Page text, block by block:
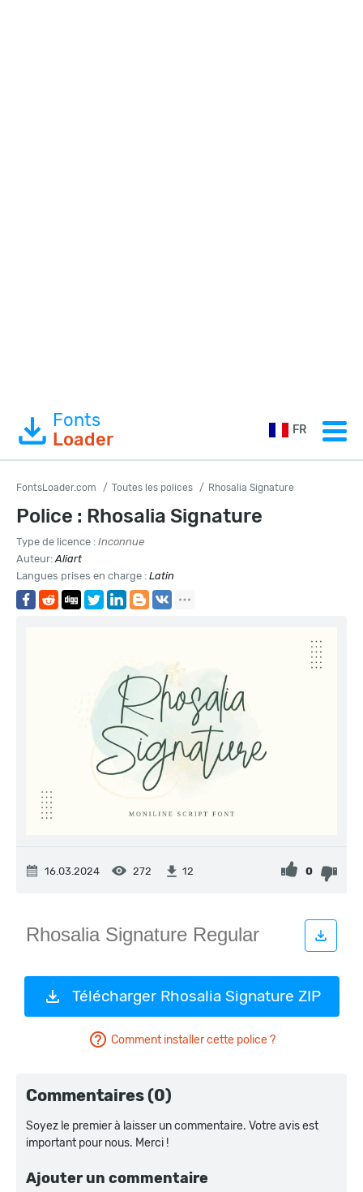
Fonts
Loader
FR
FontsLoader.com Toutes les polices Rhosalia Signature
Police : Rhosalia Signature
Type de licence : Inconnue
Auteur:Aliart
Langues prises en charge : Latin
16.03.2024 272 12 0
Télécharger Rhosalia Signature ZIP
Comment installer cette police ?
Commentaires (0)
Soyez le premier à laisser un commentaire. Votre avis est
important pour nous. Merci !
Ajouter un commentaire